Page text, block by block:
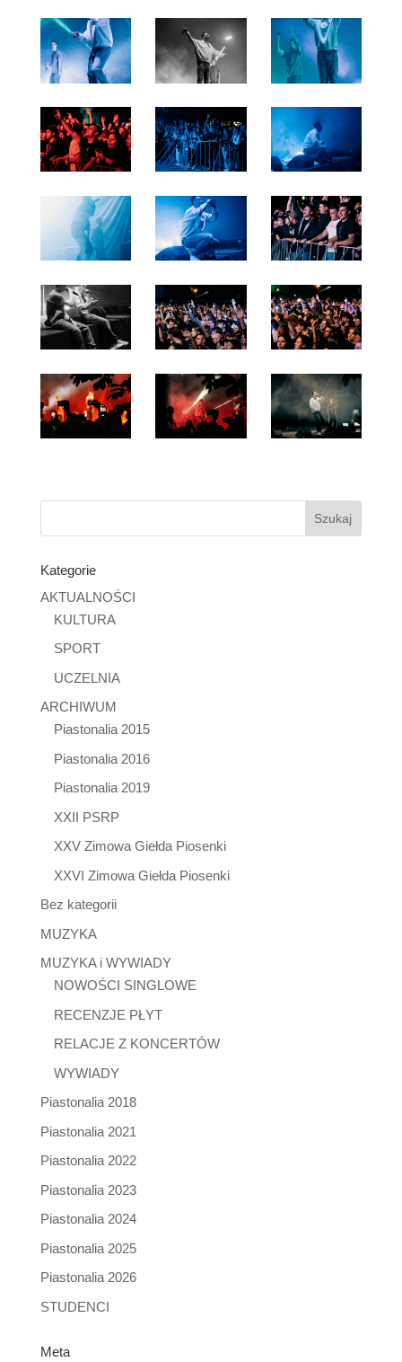
Kategorie
AKTUALNOŚCI
KULTURA
SPORT
UCZELNIA
ARCHIWUM
Piastonalia 2015
Piastonalia 2016
Piastonalia 2019
XXII PSRP
XXV Zimowa Giełda Piosenki
XXVI Zimowa Giełda Piosenki
Bez kategorii
MUZYKA
MUZYKA i WYWIADY
NOWOŚCI SINGLOWE
RECENZJE PŁYT
RELACJE Z KONCERTÓW
WYWIADY
Piastonalia 2018
Piastonalia 2021
Piastonalia 2022
Piastonalia 2023
Piastonalia 2024
Piastonalia 2025
Piastonalia 2026
STUDENCI
Meta